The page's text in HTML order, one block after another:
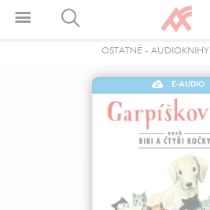
OSTATNÉ - AUDIOKNIHY
E-AUDIO